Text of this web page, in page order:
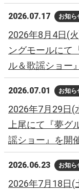
2026.07.17 お知ら
2026年8月4日(
ングモールにて
ル＆歌謡ショー
2026.07.01 お知ら
2026年7月29日(
上尾にて『夢グ
謡ショー』を開
2026.06.23 お知ら
2026年7月18日(